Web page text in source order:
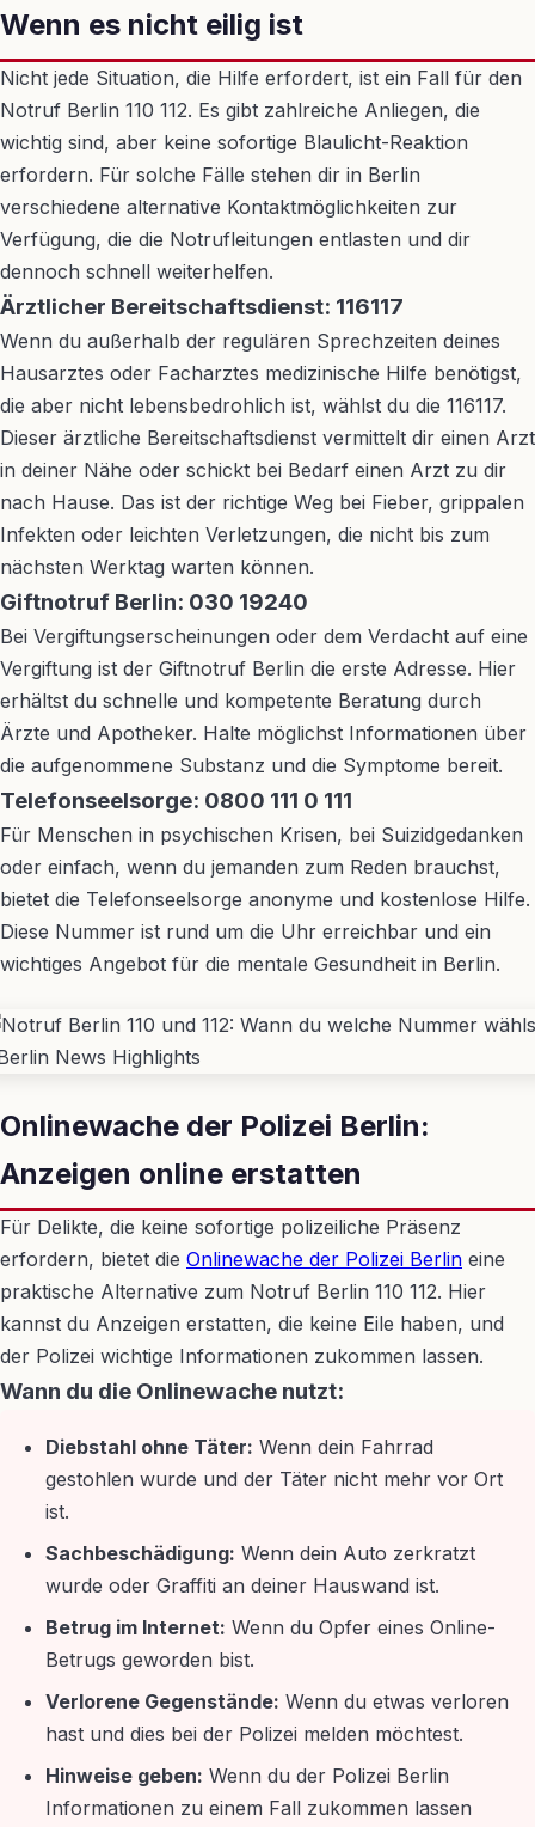
Wenn es nicht eilig ist
Nicht jede Situation, die Hilfe erfordert, ist ein Fall für den
Notruf Berlin 110 112. Es gibt zahlreiche Anliegen, die
wichtig sind, aber keine sofortige Blaulicht-Reaktion
erfordern. Für solche Fälle stehen dir in Berlin
verschiedene alternative Kontaktmöglichkeiten zur
Verfügung, die die Notrufleitungen entlasten und dir
dennoch schnell weiterhelfen.
Ärztlicher Bereitschaftsdienst: 116117
Wenn du außerhalb der regulären Sprechzeiten deines
Hausarztes oder Facharztes medizinische Hilfe benötigst,
die aber nicht lebensbedrohlich ist, wählst du die 116117.
Dieser ärztliche Bereitschaftsdienst vermittelt dir einen Arzt
in deiner Nähe oder schickt bei Bedarf einen Arzt zu dir
nach Hause. Das ist der richtige Weg bei Fieber, grippalen
Infekten oder leichten Verletzungen, die nicht bis zum
nächsten Werktag warten können.
Giftnotruf Berlin: 030 19240
Bei Vergiftungserscheinungen oder dem Verdacht auf eine
Vergiftung ist der Giftnotruf Berlin die erste Adresse. Hier
erhältst du schnelle und kompetente Beratung durch
Ärzte und Apotheker. Halte möglichst Informationen über
die aufgenommene Substanz und die Symptome bereit.
Telefonseelsorge: 0800 111 0 111
Für Menschen in psychischen Krisen, bei Suizidgedanken
oder einfach, wenn du jemanden zum Reden brauchst,
bietet die Telefonseelsorge anonyme und kostenlose Hilfe.
Diese Nummer ist rund um die Uhr erreichbar und ein
wichtiges Angebot für die mentale Gesundheit in Berlin.
Onlinewache der Polizei Berlin:
Anzeigen online erstatten
Für Delikte, die keine sofortige polizeiliche Präsenz
erfordern, bietet die Onlinewache der Polizei Berlin eine
praktische Alternative zum Notruf Berlin 110 112. Hier
kannst du Anzeigen erstatten, die keine Eile haben, und
der Polizei wichtige Informationen zukommen lassen.
Wann du die Onlinewache nutzt:
Diebstahl ohne Täter: Wenn dein Fahrrad
gestohlen wurde und der Täter nicht mehr vor Ort
ist.
Sachbeschädigung: Wenn dein Auto zerkratzt
wurde oder Graffiti an deiner Hauswand ist.
Betrug im Internet: Wenn du Opfer eines Online-
Betrugs geworden bist.
Verlorene Gegenstände: Wenn du etwas verloren
hast und dies bei der Polizei melden möchtest.
Hinweise geben: Wenn du der Polizei Berlin
Informationen zu einem Fall zukommen lassen